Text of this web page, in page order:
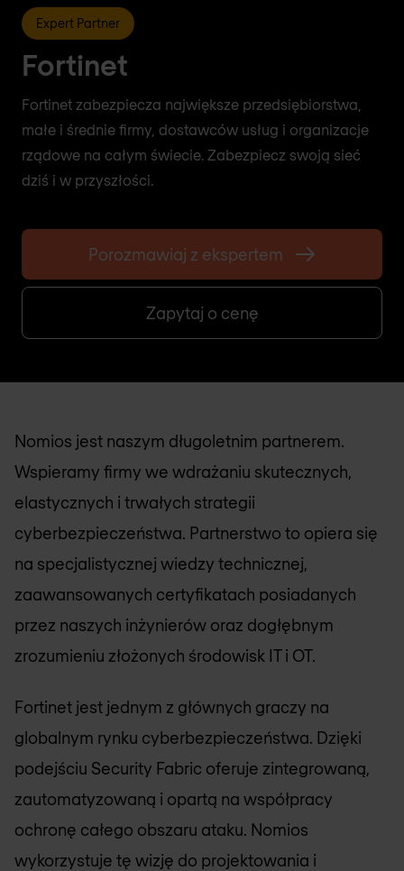
Expert Partner
Fortinet
Fortinet zabezpiecza największe przedsiębiorstwa,
małe i średnie firmy, dostawców usług i organizacje
rządowe na całym świecie. Zabezpiecz swoją sieć
dziś i w przyszłości.
Porozmawiaj z ekspertem
Zapytaj o cenę
Nomios jest naszym długoletnim partnerem.
Wspieramy firmy we wdrażaniu skutecznych,
elastycznych i trwałych strategii
cyberbezpieczeństwa. Partnerstwo to opiera się
na specjalistycznej wiedzy technicznej,
zaawansowanych certyfikatach posiadanych
przez naszych inżynierów oraz dogłębnym
zrozumieniu złożonych środowisk IT i OT.
Fortinet jest jednym z głównych graczy na
globalnym rynku cyberbezpieczeństwa. Dzięki
podejściu Security Fabric oferuje zintegrowaną,
zautomatyzowaną i opartą na współpracy
ochronę całego obszaru ataku. Nomios
wykorzystuje tę wizję do projektowania i